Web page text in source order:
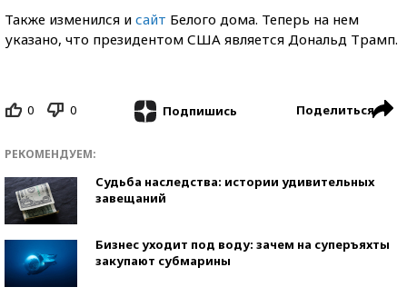
Также изменился и сайт Белого дома. Теперь на нем
указано, что президентом США является Дональд Трамп.
0 0 Подпишись Поделиться
РЕКОМЕНДУЕМ:
Судьба наследства: истории удивительных
завещаний
Бизнес уходит под воду: зачем на суперъяхты
закупают субмарины